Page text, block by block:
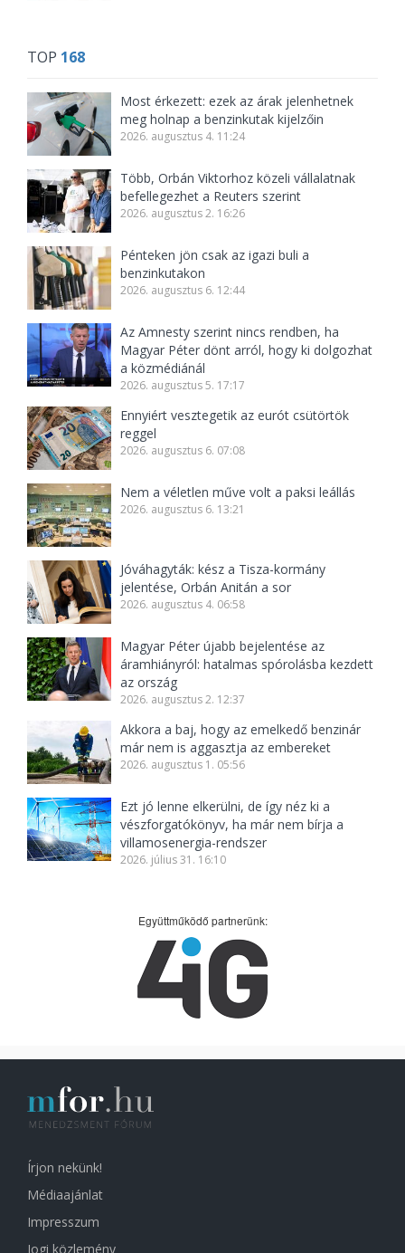
TOP 168
Most érkezett: ezek az árak jelenhetnek
meg holnap a benzinkutak kijelzőin
2026. augusztus 4. 11:24
Több, Orbán Viktorhoz közeli vállalatnak
befellegezhet a Reuters szerint
2026. augusztus 2. 16:26
Pénteken jön csak az igazi buli a
benzinkutakon
2026. augusztus 6. 12:44
Az Amnesty szerint nincs rendben, ha
Magyar Péter dönt arról, hogy ki dolgozhat
a közmédiánál
2026. augusztus 5. 17:17
Ennyiért vesztegetik az eurót csütörtök
reggel
2026. augusztus 6. 07:08
Nem a véletlen műve volt a paksi leállás
2026. augusztus 6. 13:21
Jóváhagyták: kész a Tisza-kormány
jelentése, Orbán Anitán a sor
2026. augusztus 4. 06:58
Magyar Péter újabb bejelentése az
áramhiányról: hatalmas spórolásba kezdett
az ország
2026. augusztus 2. 12:37
Akkora a baj, hogy az emelkedő benzinár
már nem is aggasztja az embereket
2026. augusztus 1. 05:56
Ezt jó lenne elkerülni, de így néz ki a
vészforgatókönyv, ha már nem bírja a
villamosenergia-rendszer
2026. július 31. 16:10
Együttműködő partnerünk:
Írjon nekünk!
Médiaajánlat
Impresszum
Jogi közlemény